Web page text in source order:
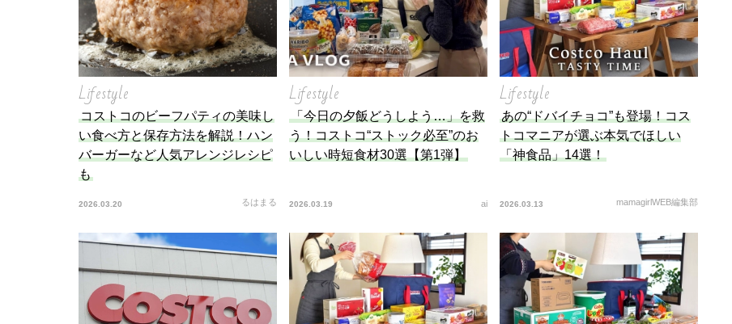
Lifestyle
コストコのビーフパティの美味し
い食べ方と保存方法を解説！ハン
バーガーなど人気アレンジレシピ
も
2026.03.20 るはまる
Lifestyle
「今日の夕飯どうしよう…」を救
う！コストコ“ストック必至”のお
いしい時短食材30選【第1弾】
2026.03.19 ai
Lifestyle
あの“ドバイチョコ”も登場！コス
トコマニアが選ぶ本気でほしい
「神食品」14選！
2026.03.13 mamagirlWEB編集部